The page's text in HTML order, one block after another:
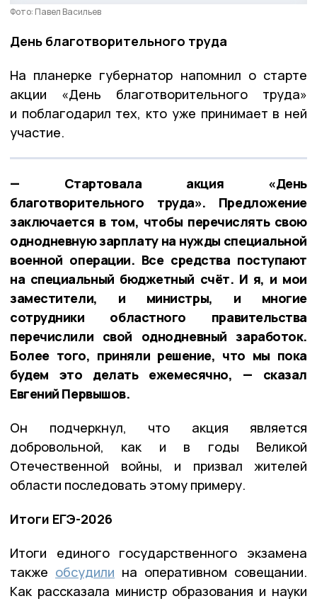
Фото: Павел Васильев
День благотворительного труда
На планерке губернатор напомнил о старте
акции «День благотворительного труда»
и поблагодарил тех, кто уже принимает в ней
участие.
— Стартовала акция «День
благотворительного труда». Предложение
заключается в том, чтобы перечислять свою
однодневную зарплату на нужды специальной
военной операции. Все средства поступают
на специальный бюджетный счёт. И я, и мои
заместители, и министры, и многие
сотрудники областного правительства
перечислили свой однодневный заработок.
Более того, приняли решение, что мы пока
будем это делать ежемесячно, — сказал
Евгений Первышов.
Он подчеркнул, что акция является
добровольной, как и в годы Великой
Отечественной войны, и призвал жителей
области последовать этому примеру.
Итоги ЕГЭ-2026
Итоги единого государственного экзамена
также обсудили на оперативном совещании.
Как рассказала министр образования и науки